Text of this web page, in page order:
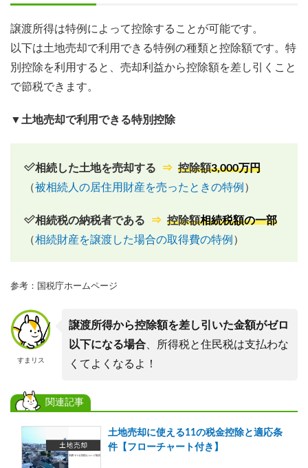
譲渡所得は特例によって控除することが可能です。
以下は土地売却で利用できる特例の種類と控除額です。特
別控除を利用すると、売却利益から控除額を差し引くこと
で節税できます。
▼土地売却で利用できる特別控除
相続した土地を売却する ⇒ 控除額3,000万円
（被相続人の居住用財産を売ったときの特例）
相続税の納税者である ⇒ 控除額相続税額の一部
（相続財産を譲渡した場合の取得費の特例）
参考：国税庁ホームページ
すまリス
譲渡所得から控除額を差し引いた金額がゼロ
以下になる場合 、所得税と住民税は支払わな
くてよくなるよ！
関連記事
土地売却に使える11の税金控除と適応条
件【フローチャート付き】